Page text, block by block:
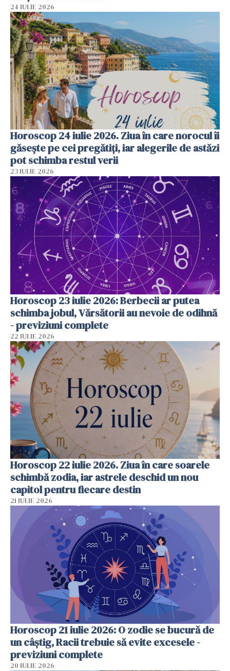
24 IULIE 2026
Horoscop 24 iulie 2026. Ziua în care norocul îi
găsește pe cei pregătiți, iar alegerile de astăzi
pot schimba restul verii
23 IULIE 2026
Horoscop 23 iulie 2026: Berbecii ar putea
schimba jobul, Vărsătorii au nevoie de odihnă
- previziuni complete
22 IULIE 2026
Horoscop 22 iulie 2026. Ziua în care soarele
schimbă zodia, iar astrele deschid un nou
capitol pentru fiecare destin
21 IULIE 2026
Horoscop 21 iulie 2026: O zodie se bucură de
un câștig, Racii trebuie să evite excesele -
previziuni complete
20 IULIE 2026